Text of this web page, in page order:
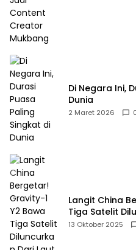
Di Negara Ini,
Dunia
2 Maret 2026
Langit China
Tiga Satelit
13 Oktober 2025